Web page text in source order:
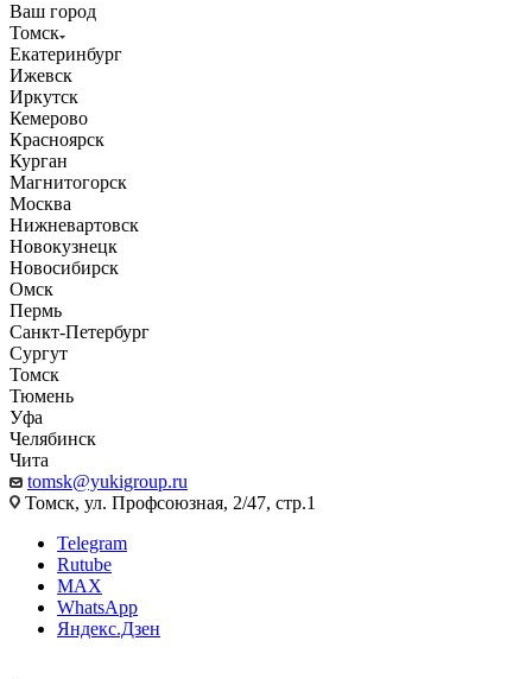
Ваш город
Томск
Екатеринбург
Ижевск
Иркутск
Кемерово
Красноярск
Курган
Магнитогорск
Москва
Нижневартовск
Новокузнецк
Новосибирск
Омск
Пермь
Санкт-Петербург
Сургут
Томск
Тюмень
Уфа
Челябинск
Чита
tomsk@yukigroup.ru
Томск, ул. Профсоюзная, 2/47, стр.1
Telegram
Rutube
MAX
WhatsApp
Яндекс.Дзен